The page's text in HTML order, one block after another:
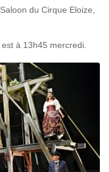
du Cirque Eloize,
à 13h45 mercredi.